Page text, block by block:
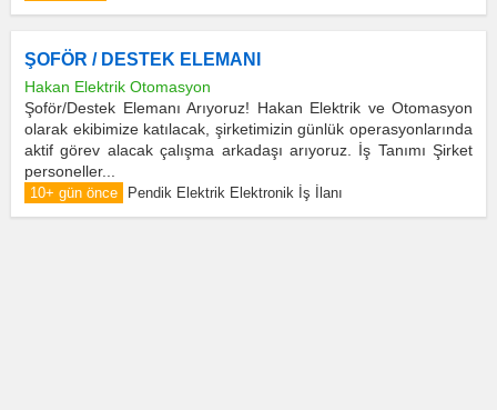
ŞOFÖR / DESTEK ELEMANI
Hakan Elektrik Otomasyon
Şoför/Destek Elemanı Arıyoruz! Hakan Elektrik ve Otomasyon
olarak ekibimize katılacak, şirketimizin günlük operasyonlarında
aktif görev alacak çalışma arkadaşı arıyoruz. İş Tanımı Şirket
personeller...
10+ gün önce Pendik Elektrik Elektronik İş İlanı